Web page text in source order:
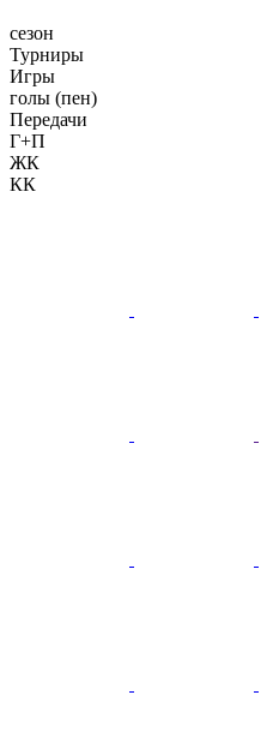
сезон
Турниры
Игры
голы (пен)
Передачи
Г+П
ЖК
КК